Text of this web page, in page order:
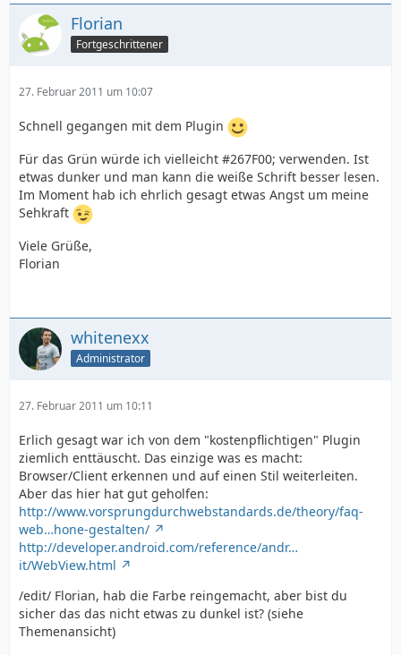
Florian
Fortgeschrittener
27. Februar 2011 um 10:07
Schnell gegangen mit dem Plugin
Für das Grün würde ich vielleicht #267F00; verwenden. Ist
etwas dunker und man kann die weiße Schrift besser lesen.
Im Moment hab ich ehrlich gesagt etwas Angst um meine
Sehkraft
Viele Grüße,
Florian
whitenexx
Administrator
27. Februar 2011 um 10:11
Erlich gesagt war ich von dem "kostenpflichtigen" Plugin
ziemlich enttäuscht. Das einzige was es macht:
Browser/Client erkennen und auf einen Stil weiterleiten.
Aber das hier hat gut geholfen:
http://www.vorsprungdurchwebstandards.de/theory/faq-
web…hone-gestalten/
http://developer.android.com/reference/andr…
it/WebView.html
/edit/ Florian, hab die Farbe reingemacht, aber bist du
sicher das das nicht etwas zu dunkel ist? (siehe
Themenansicht)